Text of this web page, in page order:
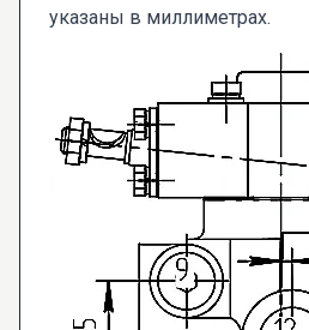
указаны в миллиметрах.